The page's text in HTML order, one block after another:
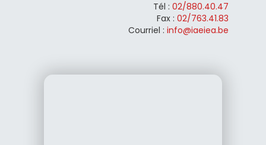
Tél : 02/880.40.47
Fax : 02/763.41.83
Courriel : info@iaeiea.be